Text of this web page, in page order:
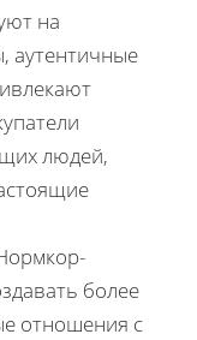
на
аутентичные
людей,
более
отношения с